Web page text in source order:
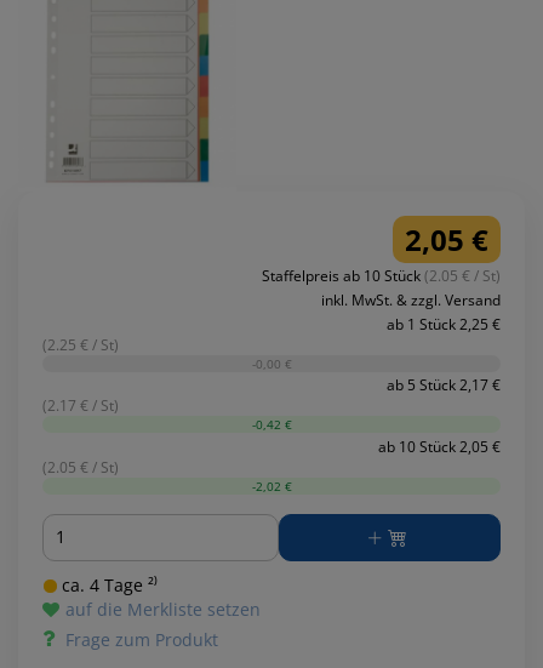
2,05 €
Staffelpreis ab 10 Stück(2.05 € / St)
inkl. MwSt. & zzgl. Versand
ab 1 Stück 2,25 €
(2.25 € / St)
-0,00 €
ab 5 Stück 2,17 €
(2.17 € / St)
-0,42 €
ab 10 Stück 2,05 €
(2.05 € / St)
-2,02 €
Menge
ca. 4 Tage ²⁾
auf die Merkliste setzen
Frage zum Produkt